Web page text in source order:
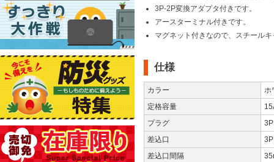
3P-2P変換アダプタ付きです。
アースターミナル付きです。
マグネット付きなので、スチール
仕様
カラー
ホ
定格容量
プラグ
差込口
差込口間隔